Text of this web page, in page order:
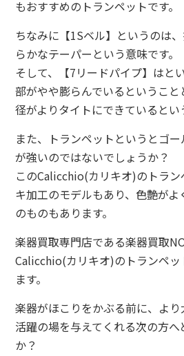
もおすすめのトランペットです。
ちなみに【1Sベル】というのは
らかなテーパーという意味です。
そして、【7リードパイプ】はと
部がやや膨らんでいるというこ
径がよりタイトにできているとい
また、トランペットというとゴ
が強いのではないでしょうか？
このCalicchio(カリキオ)のトラ
キ加工のモデルもあり、色艶が
のものもあります。
楽器買取専門店である楽器買取
Calicchio(カリキオ)のトランペッ
ます。
楽器がほこりをかぶる前に、よ
活躍の場を与えてくれる次の方
か？